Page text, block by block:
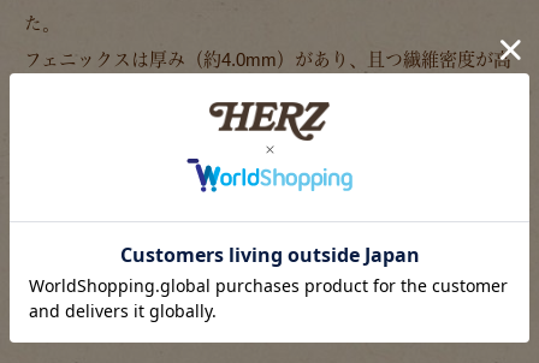
た。
フェニックスは厚み（約4.0mm）があり、且つ繊維密度が高
ただ厚い革ではなく、重厚感があり、繊維密度が高くてへこ
まさにベルトに適した革といえます。